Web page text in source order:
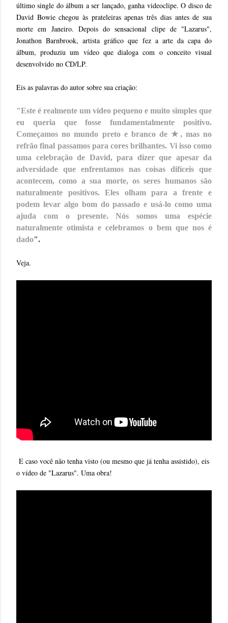
último single do álbum a ser lançado, ganha videoclipe. O disco de
David Bowie chegou às prateleiras apenas três dias antes de sua
morte em Janeiro. Depois do sensacional clipe de "Lazarus",
Jonathon Barnbrook, artista gráfico que fez a arte da capa do
álbum, produziu um vídeo que dialoga com o conceito visual
desenvolvido no CD/LP.
Eis as palavras do autor sobre sua criação:
"Este é realmente um vídeo pequeno e muito simples que
eu queria que fosse fundamentalmente positivo.
Começamos no mundo preto e branco de ★ , mas no
refrão final passamos para cores brilhantes. Vi isso como
uma celebração de David, para dizer que apesar da
adversidade que enfrentamos nas coisas difíceis que
acontecem, como a sua morte, os seres humanos são
naturalmente positivos. Eles olham para a frente e
podem levar algo bom do passado e usá-lo como uma
ajuda com o presente. Nós somos uma espécie
naturalmente otimista e celebramos o bem que nos é
dado".
Veja.
E caso você não tenha visto (ou mesmo que já tenha assistido), eis
o vídeo de "Lazarus". Uma obra!